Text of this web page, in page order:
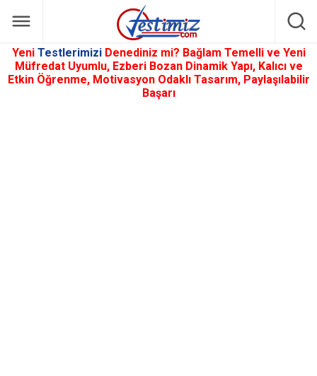
Yeni Testlerimizi Denediniz mi? Bağlam Temelli ve Yeni
Müfredat Uyumlu, Ezberi Bozan Dinamik Yapı, Kalıcı ve
Etkin Öğrenme, Motivasyon Odaklı Tasarım, Paylaşılabilir
Başarı